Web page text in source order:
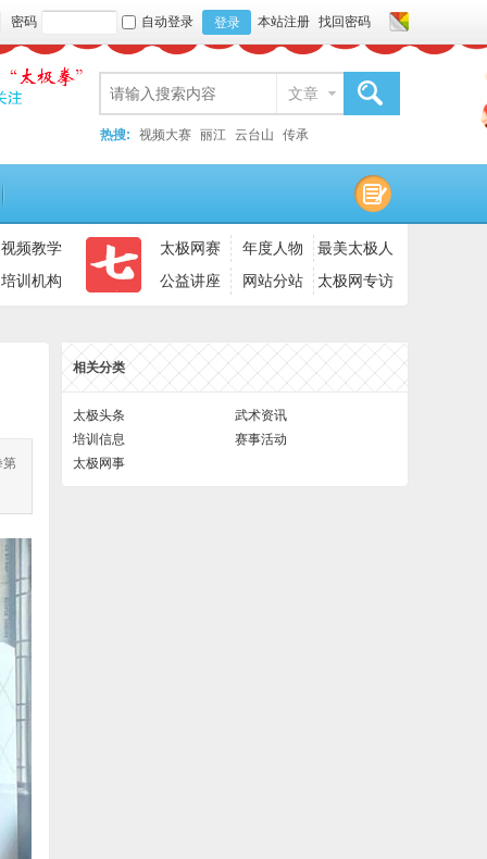
密码 自动登录 登录 本站注册 找回密码
文章
热搜: 视频大赛 丽江 云台山 传承
视频教学
培训机构
太极网赛 年度人物
最美太极人
公益讲座
网站分站 太极网专访
第
相关分类
太极头条
武术资讯
培训信息
赛事活动
太极网事